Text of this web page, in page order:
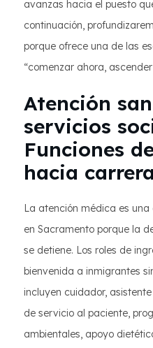
avanzas hacia el puesto
continuación,
porque ofrece una de las
“comenzar ahora, ascender
Atención
servicios
Funciones
hacia
La atención médica es
en Sacramento porque la
se detiene. Los roles de
bienvenida a inmigrantes
incluyen cuidador,
de servicio al paciente,
ambientales, apoyo